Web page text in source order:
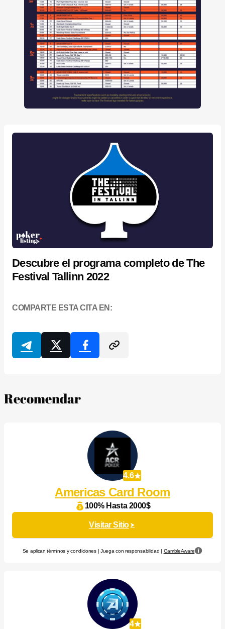
Descubre el programa completo de The
Festival Tallinn 2022
COMPARTE ESTA CITA EN:
Recomendar
4.6
Americas Card Room
100% Hasta 2000$
Visitar Sitio
Se aplican términos y condiciones | Juega con responsabilidad | GambleAware
4